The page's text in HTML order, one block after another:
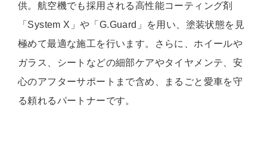
供。航空機でも採用される高性能コーティング剤
「System X」や「G.Guard」を用い、塗装状態を見
極めて最適な施工を行います。さらに、ホイールや
ガラス、シートなどの細部ケアやタイヤメンテ、安
心のアフターサポートまで含め、まるごと愛車を守
る頼れるパートナーです。